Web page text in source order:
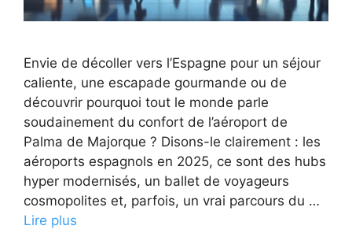
Envie de décoller vers l’Espagne pour un séjour
caliente, une escapade gourmande ou de
découvrir pourquoi tout le monde parle
soudainement du confort de l’aéroport de
Palma de Majorque ? Disons-le clairement : les
aéroports espagnols en 2025, ce sont des hubs
hyper modernisés, un ballet de voyageurs
cosmopolites et, parfois, un vrai parcours du …
Lire plus